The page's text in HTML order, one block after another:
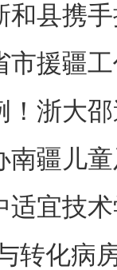
和县携
市援疆
！浙大
南疆儿
适宜技
转化病